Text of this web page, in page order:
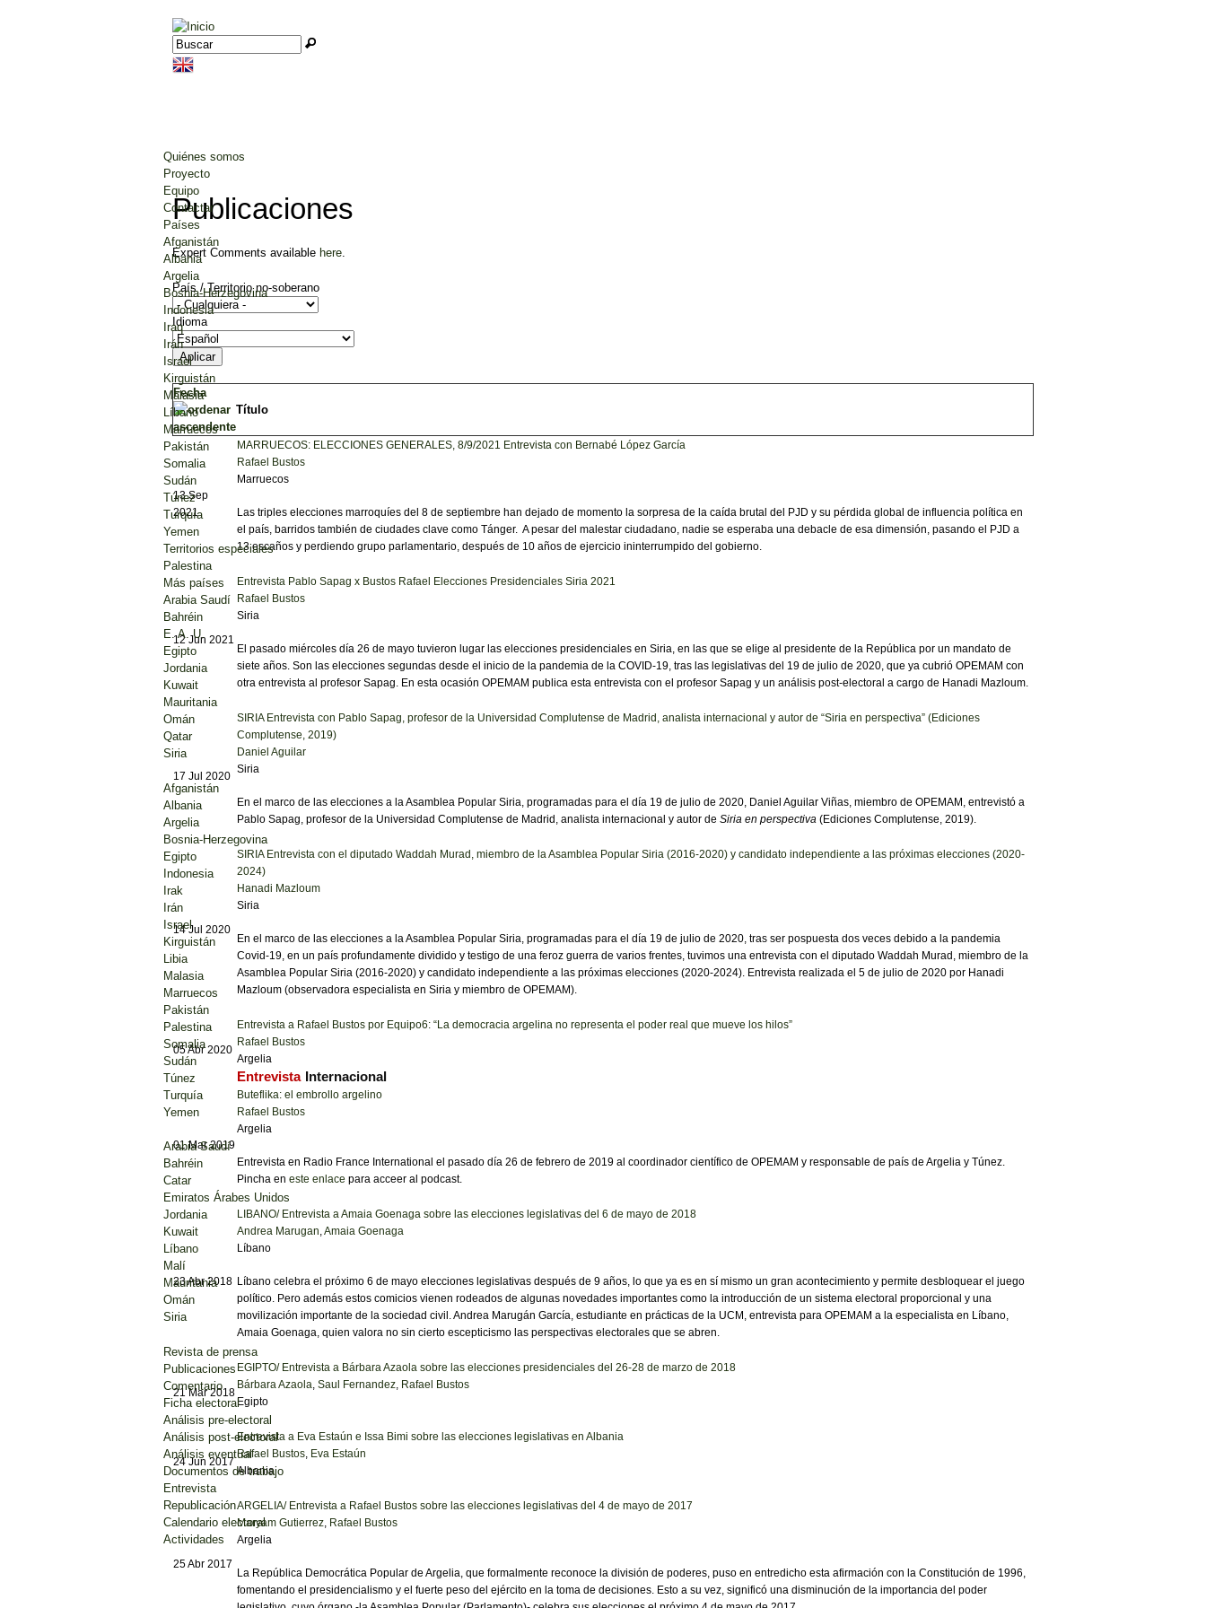
Formulario de búsqueda
Buscar
Publicaciones
Expert Comments available here.
País / Territorio no-soberano
Idioma
Fecha
Título
13 Sep
2021
MARRUECOS: ELECCIONES GENERALES, 8/9/2021 Entrevista con Bernabé López García
Rafael Bustos
Marruecos
Las triples elecciones marroquíes del 8 de septiembre han dejado de momento la sorpresa de la caída brutal del PJD y su pérdida global de influencia política en
el país, barridos también de ciudades clave como Tánger. A pesar del malestar ciudadano, nadie se esperaba una debacle de esa dimensión, pasando el PJD a
13 escaños y perdiendo grupo parlamentario, después de 10 años de ejercicio ininterrumpido del gobierno.
12 Jun 2021
Entrevista Pablo Sapag x Bustos Rafael Elecciones Presidenciales Siria 2021
Rafael Bustos
Siria
El pasado miércoles día 26 de mayo tuvieron lugar las elecciones presidenciales en Siria, en las que se elige al presidente de la República por un mandato de
siete años. Son las elecciones segundas desde el inicio de la pandemia de la COVID-19, tras las legislativas del 19 de julio de 2020, que ya cubrió OPEMAM con
otra entrevista al profesor Sapag. En esta ocasión OPEMAM publica esta entrevista con el profesor Sapag y un análisis post-electoral a cargo de Hanadi Mazloum.
17 Jul 2020
SIRIA Entrevista con Pablo Sapag, profesor de la Universidad Complutense de Madrid, analista internacional y autor de “Siria en perspectiva” (Ediciones
Complutense, 2019)
Daniel Aguilar
Siria
En el marco de las elecciones a la Asamblea Popular Siria, programadas para el día 19 de julio de 2020, Daniel Aguilar Viñas, miembro de OPEMAM, entrevistó a
Pablo Sapag, profesor de la Universidad Complutense de Madrid, analista internacional y autor de Siria en perspectiva (Ediciones Complutense, 2019).
14 Jul 2020
SIRIA Entrevista con el diputado Waddah Murad, miembro de la Asamblea Popular Siria (2016-2020) y candidato independiente a las próximas elecciones (2020-
2024)
Hanadi Mazloum
Siria
En el marco de las elecciones a la Asamblea Popular Siria, programadas para el día 19 de julio de 2020, tras ser pospuesta dos veces debido a la pandemia
Covid-19, en un país profundamente dividido y testigo de una feroz guerra de varios frentes, tuvimos una entrevista con el diputado Waddah Murad, miembro de la
Asamblea Popular Siria (2016-2020) y candidato independiente a las próximas elecciones (2020-2024). Entrevista realizada el 5 de julio de 2020 por Hanadi
Mazloum (observadora especialista en Siria y miembro de OPEMAM).
05 Abr 2020
Entrevista a Rafael Bustos por Equipo6: “La democracia argelina no representa el poder real que mueve los hilos”
Rafael Bustos
Argelia
Entrevista Internacional
01 Mar 2019
Buteflika: el embrollo argelino
Rafael Bustos
Argelia
Entrevista en Radio France International el pasado día 26 de febrero de 2019 al coordinador científico de OPEMAM y responsable de país de Argelia y Túnez.
Pincha en este enlace para acceer al podcast.
23 Abr 2018
LIBANO/ Entrevista a Amaia Goenaga sobre las elecciones legislativas del 6 de mayo de 2018
Andrea Marugan,Amaia Goenaga
Líbano
Líbano celebra el próximo 6 de mayo elecciones legislativas después de 9 años, lo que ya es en sí mismo un gran acontecimiento y permite desbloquear el juego
político. Pero además estos comicios vienen rodeados de algunas novedades importantes como la introducción de un sistema electoral proporcional y una
movilización importante de la sociedad civil. Andrea Marugán García, estudiante en prácticas de la UCM, entrevista para OPEMAM a la especialista en Líbano,
Amaia Goenaga, quien valora no sin cierto escepticismo las perspectivas electorales que se abren.
21 Mar 2018
EGIPTO/ Entrevista a Bárbara Azaola sobre las elecciones presidenciales del 26-28 de marzo de 2018
Bárbara Azaola, Saul Fernandez, Rafael Bustos
Egipto
24 Jun 2017
Entrevista a Eva Estaún e Issa Bimi sobre las elecciones legislativas en Albania
Rafael Bustos, Eva Estaún
Albania
25 Abr 2017
ARGELIA/ Entrevista a Rafael Bustos sobre las elecciones legislativas del 4 de mayo de 2017
Maryam Gutierrez, Rafael Bustos
Argelia
La República Democrática Popular de Argelia, que formalmente reconoce la división de poderes, puso en entredicho esta afirmación con la Constitución de 1996,
fomentando el presidencialismo y el fuerte peso del ejército en la toma de decisiones. Esto a su vez, significó una disminución de la importancia del poder
Quiénes somos
Proyecto
Equipo
Contactar
Países
Afganistán
Albania
Argelia
Bosnia-Herzegovina
Indonesia
Iraq
Irán
Israel
Kirguistán
Malasia
Líbano
Marruecos
Pakistán
Somalia
Sudán
Túnez
Turquía
Yemen
Territorios especiales
Palestina
Más países
Arabia Saudí
Bahréin
E. A. U.
Egipto
Jordania
Kuwait
Mauritania
Omán
Qatar
Siria
Afganistán
Albania
Argelia
Bosnia-Herzegovina
Egipto
Indonesia
Irak
Irán
Israel
Kirguistán
Libia
Malasia
Marruecos
Pakistán
Palestina
Somalia
Sudán
Túnez
Turquía
Yemen
Arabia Saudí
Bahréin
Catar
Emiratos Árabes Unidos
Jordania
Kuwait
Líbano
Malí
Mauritania
Omán
Siria
Revista de prensa
Publicaciones
Comentario
Ficha electoral
Análisis pre-electoral
Análisis post-electoral
Análisis eventual
Documentos de trabajo
Entrevista
Republicación
Calendario electoral
Actividades